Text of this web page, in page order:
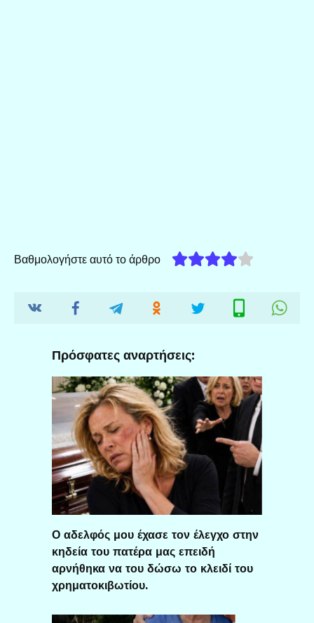
Βαθμολογήστε αυτό το άρθρο
Πρόσφατες αναρτήσεις:
Ο αδελφός μου έχασε τον έλεγχο στην
κηδεία του πατέρα μας επειδή
αρνήθηκα να του δώσω το κλειδί του
χρηματοκιβωτίου.